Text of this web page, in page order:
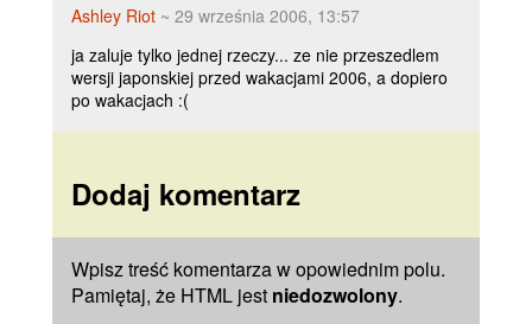
Ashley Riot ~ 29 września 2006, 13:57
ja zaluje tylko jednej rzeczy... ze nie przeszedlem
wersji japonskiej przed wakacjami 2006, a dopiero
po wakacjach :(
Dodaj komentarz
Wpisz treść komentarza w opowiednim polu.
Pamiętaj, że HTML jest niedozwolony.